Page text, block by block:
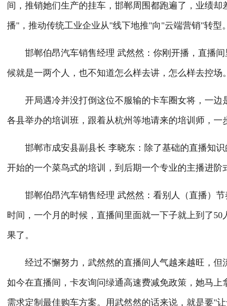
间，推销她们生产的挂车，邯郸周围都跑遍了，业绩
播"，推动传统工业企业从"线下地推"向"云端营销"转型
邯郸伯昂汽车销售经理 武然然：你刚开播，直播间
候就是一两个人，也不知道怎么样去讲，怎么样去控场。
开局遇冷并没打倒这位不服输的卡车圈女将，一边
各县举办的培训班，跟着从杭州等地请来的培训师，一
邯郸市成安县副县长 李晓东：除了基础的直播知识
开始的一个菜鸟式的培训，到后期一个专业的主播进阶
邯郸伯昂汽车销售经理 武然然：看别人（直播）节
时间，一个月的时候，直播间里面就一下子就上到了
果了。
经过不懈努力，武然然的直播间人气越来越旺，但
如今在直播间，卡友询问绿通高速费减免政策，她马
需求定制最佳购车方案。用武然然的话来说，就是要"让